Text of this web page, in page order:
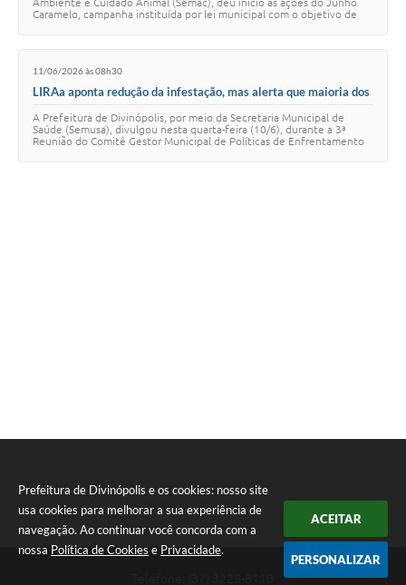
Prefeitura de Divinópolis e os cookies: nosso site
usa cookies para melhorar a sua experiência de
navegação. Ao continuar você concorda com a
nossa Política de Cookies e Privacidade.
ACEITAR
PERSONALIZAR
Caramelo, campanha instituída por lei municipal com o objetivo de
11/06/2026 às 08h30
LIRAa aponta redução da infestação, mas alerta que maioria dos
A Prefeitura de Divinópolis, por meio da Secretaria Municipal de
Saúde (Semusa), divulgou nesta quarta-feira (10/6), durante a 3ª
Reunião do Comitê Gestor Municipal de Políticas de Enfrentamento